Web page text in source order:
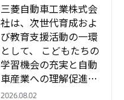
三菱自動車工業株式会
社は、次世代育成およ
び教育支援活動の一環
として、 こどもたちの
学習機会の充実と自動
車産業への理解促進を
目的に、 7月20日から
2026.08.02